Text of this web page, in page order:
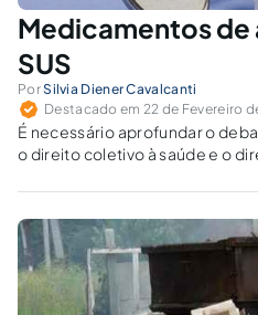
Medicamentos de
SUS
PorSilvia Diener Cavalcanti
Destacado em 22 de Fevereiro
É necessário aprofundar o
o direito coletivo à saúde e o